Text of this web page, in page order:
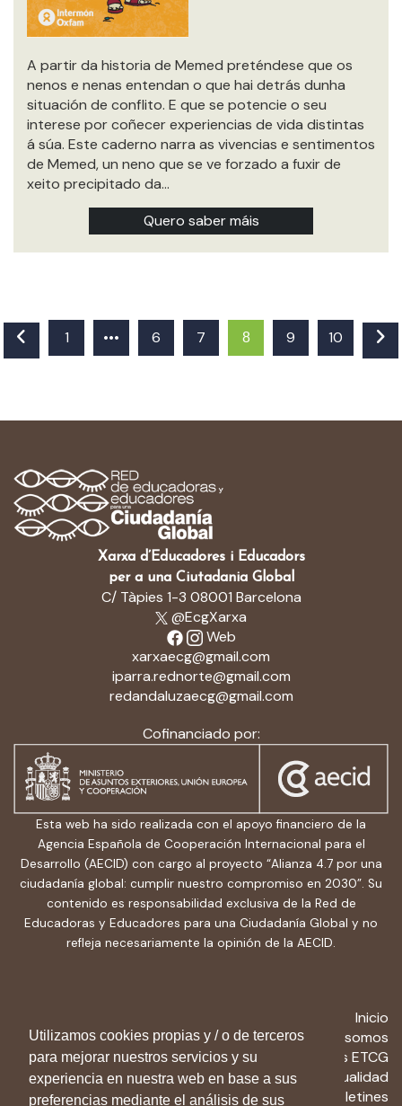
Utilizamos cookies propias y / o de terceros
para mejorar nuestros servicios y su
experiencia en nuestra web en base a sus
preferencias mediante el análisis de sus
A partir da historia de Memed preténdese que os
nenos e nenas entendan o que hai detrás dunha
situación de conflito. E que se potencie o seu
interese por coñecer experiencias de vida distintas
á súa. Este caderno narra as vivencias e sentimentos
de Memed, un neno que se ve forzado a fuxir de
xeito precipitado da…
Quero saber máis
1 ••• 6 7 8 9 10
Xarxa d’Educadores i Educadors
per a una Ciutadania Global
C/ Tàpies 1-3 08001 Barcelona
@EcgXarxa
Web
xarxaecg@gmail.com
iparra.rednorte@gmail.com
redandaluzaecg@gmail.com
Cofinanciado por:
Esta web ha sido realizada con el apoyo financiero de la
Agencia Española de Cooperación Internacional para el
Desarrollo (AECID) con cargo al proyecto “Alianza 4.7 por una
ciudadanía global: cumplir nuestro compromiso en 2030”. Su
contenido es responsabilidad exclusiva de la Red de
Educadoras y Educadores para una Ciudadanía Global y no
refleja necesariamente la opinión de la AECID.
Inicio
Quiénes somos
Recursos ETCG
Actualidad
Boletines